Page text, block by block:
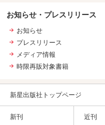
お知らせ・プレスリリース
お知らせ
プレスリリース
メディア情報
時限再販対象書籍
新星出版社トップページ
新刊 近刊